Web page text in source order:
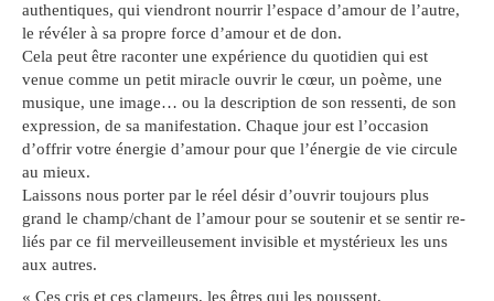
authentiques, qui viendront nourrir l’espace d’amour de l’autre,
le révéler à sa propre force d’amour et de don.
Cela peut être raconter une expérience du quotidien qui est
venue comme un petit miracle ouvrir le cœur, un poème, une
musique, une image… ou la description de son ressenti, de son
expression, de sa manifestation. Chaque jour est l’occasion
d’offrir votre énergie d’amour pour que l’énergie de vie circule
au mieux.
Laissons nous porter par le réel désir d’ouvrir toujours plus
grand le champ/chant de l’amour pour se soutenir et se sentir re-
liés par ce fil merveilleusement invisible et mystérieux les uns
aux autres.
« Ces cris et ces clameurs, les êtres qui les poussent,